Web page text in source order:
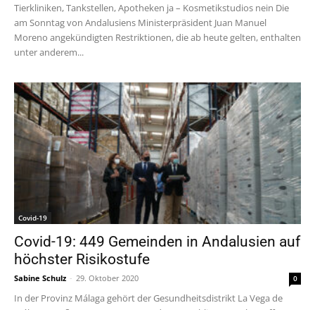
Tierkliniken, Tankstellen, Apotheken ja – Kosmetikstudios nein Die
am Sonntag von Andalusiens Ministerpräsident Juan Manuel
Moreno angekündigten Restriktionen, die ab heute gelten, enthalten
unter anderem...
Covid-19
Covid-19: 449 Gemeinden in Andalusien auf
höchster Risikostufe
Sabine Schulz - 29. Oktober 2020 0
In der Provinz Málaga gehört der Gesundheitsdistrikt La Vega de